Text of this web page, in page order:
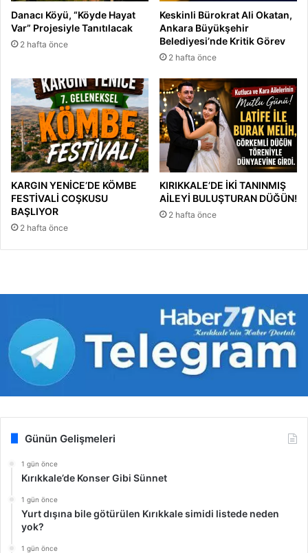
Danacı Köyü, “Köyde Hayat
Var” Projesiyle Tanıtılacak
2 hafta önce
Keskinli Bürokrat Ali Okatan,
Ankara Büyükşehir
Belediyesi’nde Kritik Görev
2 hafta önce
KARGIN YENİCE’DE KÖMBE
FESTİVALİ COŞKUSU
BAŞLIYOR
2 hafta önce
KIRIKKALE’DE İKİ TANINMIŞ
AİLEYİ BULUŞTURAN DÜĞÜN!
2 hafta önce
Günün Gelişmeleri
1 gün önce
Kırıkkale’de Konser Gibi Sünnet
1 gün önce
Yurt dışına bile götürülen Kırıkkale simidi listede neden
yok?
1 gün önce